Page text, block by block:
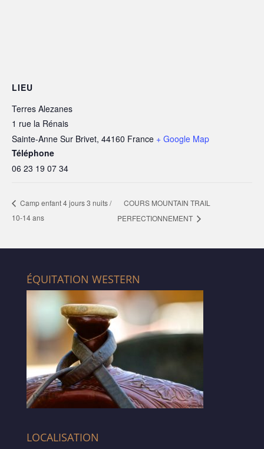
LIEU
Terres Alezanes
1 rue la Rénais
Sainte-Anne Sur Brivet, 44160 France + Google Map
Téléphone
06 23 19 07 34
Camp enfant 4 jours 3 nuits /
10-14 ans
COURS MOUNTAIN TRAIL
PERFECTIONNEMENT
ÉQUITATION WESTERN
LOCALISATION